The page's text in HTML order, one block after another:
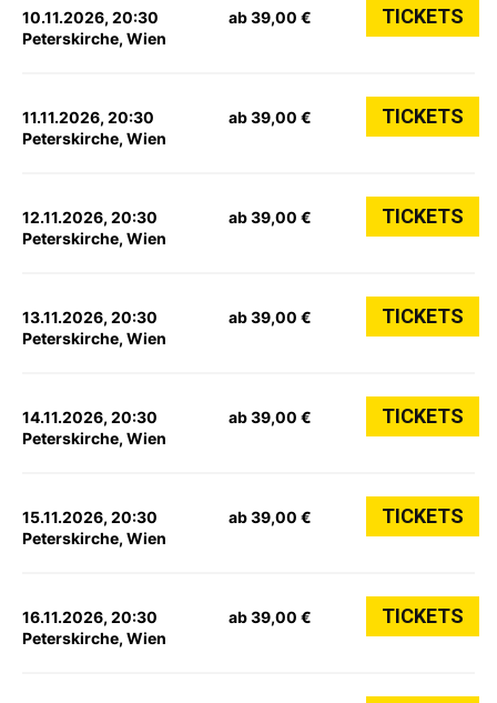
10.11.2026, 20:30
Peterskirche, Wien
ab 39,00 € TICKETS
11.11.2026, 20:30
Peterskirche, Wien
ab 39,00 € TICKETS
12.11.2026, 20:30
Peterskirche, Wien
ab 39,00 € TICKETS
13.11.2026, 20:30
Peterskirche, Wien
ab 39,00 € TICKETS
14.11.2026, 20:30
Peterskirche, Wien
ab 39,00 € TICKETS
15.11.2026, 20:30
Peterskirche, Wien
ab 39,00 € TICKETS
16.11.2026, 20:30
Peterskirche, Wien
ab 39,00 € TICKETS